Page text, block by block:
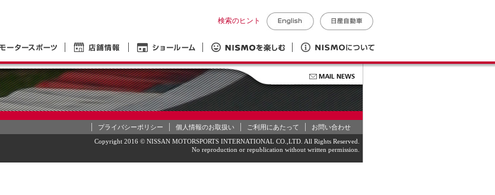
検索のヒント
プライバシーポリシー 個人情報のお取扱い ご利用にあたって
お問い合わせ
Copyright 2016 © NISSAN MOTORSPORTS INTERNATIONAL CO.,LTD. All Rights Reserved.
No reproduction or republication without written permission.